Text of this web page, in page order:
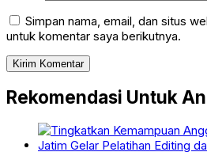
Simpan nama, email, dan situs
untuk komentar saya berikutnya.
Rekomendasi Untuk